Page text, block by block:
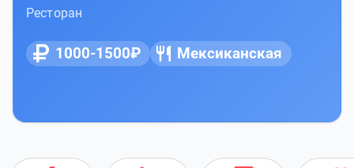
Ресторан
1000-1500₽ Мексиканская